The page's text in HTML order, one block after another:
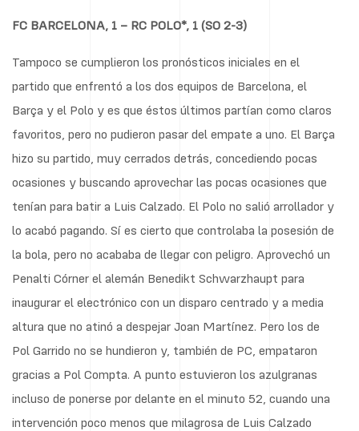
FC BARCELONA, 1 – RC POLO*, 1 (SO 2-3)
Tampoco se cumplieron los pronósticos iniciales en el
partido que enfrentó a los dos equipos de Barcelona, el
Barça y el Polo y es que éstos últimos partían como claros
favoritos, pero no pudieron pasar del empate a uno. El Barça
hizo su partido, muy cerrados detrás, concediendo pocas
ocasiones y buscando aprovechar las pocas ocasiones que
tenían para batir a Luis Calzado. El Polo no salió arrollador y
lo acabó pagando. Sí es cierto que controlaba la posesión de
la bola, pero no acababa de llegar con peligro. Aprovechó un
Penalti Córner el alemán Benedikt Schwarzhaupt para
inaugurar el electrónico con un disparo centrado y a media
altura que no atinó a despejar Joan Martínez. Pero los de
Pol Garrido no se hundieron y, también de PC, empataron
gracias a Pol Compta. A punto estuvieron los azulgranas
incluso de ponerse por delante en el minuto 52, cuando una
intervención poco menos que milagrosa de Luis Calzado